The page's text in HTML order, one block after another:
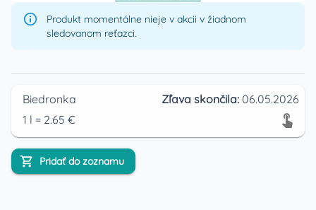
Produkt momentálne nieje v akcii v žiadnom
sledovanom reťazci.
Biedronka Zľava skončila: 06.05.2026
1 l = 2.65 €
Pridať do zoznamu